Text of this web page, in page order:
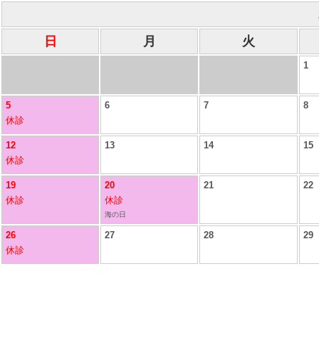
日
月 火
1
5
休診
6 7 8
12
休診
13 14 15
19
休診
20
休診
海の日
21 22
26
休診
27 28 29